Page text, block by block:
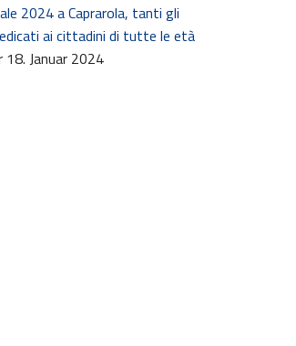
2024 a Caprarola, tanti gli
ai cittadini di tutte le età
Januar 2024